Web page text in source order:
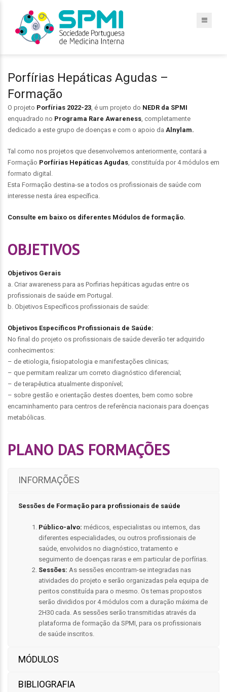
Porfírias Hepáticas Agudas –
Formação
O projeto Porfírias 2022-23, é um projeto do NEDR da SPMI
enquadrado no Programa Rare Awareness, completamente
dedicado a este grupo de doenças e com o apoio da Alnylam.
Tal como nos projetos que desenvolvemos anteriormente, contará a
Formação Porfírias Hepáticas Agudas, constituída por 4 módulos em
formato digital.
Esta Formação destina-se a todos os profissionais de saúde com
interesse nesta área específica.
Consulte em baixo os diferentes Módulos de formação.
OBJETIVOS
Objetivos Gerais
a. Criar awareness para as Porfirias hepáticas agudas entre os
profissionais de saúde em Portugal.
b. Objetivos Específicos profissionais de saúde:
Objetivos Específicos Profissionais de Saúde:
No final do projeto os profissionais de saúde deverão ter adquirido
conhecimentos:
– de etiologia, fisiopatologia e manifestações clinicas;
– que permitam realizar um correto diagnóstico diferencial;
– de terapêutica atualmente disponível;
– sobre gestão e orientação destes doentes, bem como sobre
encaminhamento para centros de referência nacionais para doenças
metabólicas.
PLANO DAS FORMAÇÕES
INFORMAÇÕES
Sessões de Formação para profissionais de saúde
Público-alvo: médicos, especialistas ou internos, das
diferentes especialidades, ou outros profissionais de
saúde, envolvidos no diagnóstico, tratamento e
seguimento de doenças raras e em particular de porfírias.
Sessões: As sessões encontram-se integradas nas
atividades do projeto e serão organizadas pela equipa de
peritos constituída para o mesmo. Os temas propostos
serão divididos por 4 módulos com a duração máxima de
2H30 cada. As sessões serão transmitidas através da
plataforma de formação da SPMI, para os profissionais
de saúde inscritos.
MÓDULOS
BIBLIOGRAFIA